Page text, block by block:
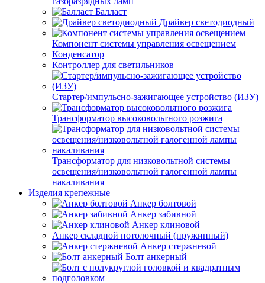
Балласт
Драйвер светодиодный
Компонент системы управления освещением
Конденсатор
Контроллер для светильников
Стартер/импульсно-зажигающее устройство (ИЗУ)
Трансформатор высоковольтного розжига
Трансформатор для низковольтной системы
освещения/низковольтной галогенной лампы
накаливания
Изделия крепежные
Анкер болтовой
Анкер забивной
Анкер клиновой
Анкер складной потолочный (пружинный)
Анкер стержневой
Болт анкерный